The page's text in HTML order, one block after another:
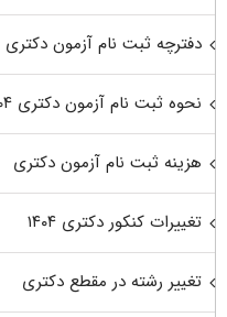
دفترچه ثبت نام آزمون دکتری ۱۴۰۴
نحوه ثبت نام آزمون دکتری ۱۴۰۴
هزینه ثبت نام آزمون دکتری
تغییرات کنکور دکتری ۱۴۰۴
تغییر رشته در مقطع دکتری